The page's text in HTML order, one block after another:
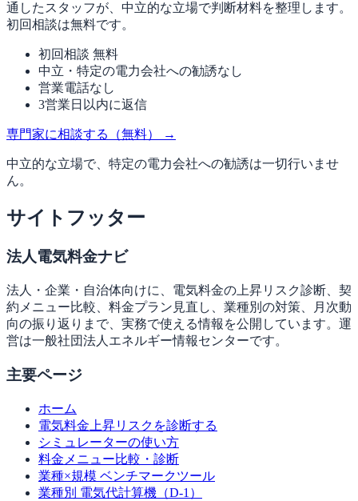
通したスタッフが、中立的な立場で判断材料を整理します。
初回相談は無料です。
初回相談 無料
中立・特定の電力会社への勧誘なし
営業電話なし
3営業日以内に返信
専門家に相談する（無料） →
中立的な立場で、特定の電力会社への勧誘は一切行いませ
ん。
サイトフッター
法人電気料金ナビ
法人・企業・自治体向けに、電気料金の上昇リスク診断、契
約メニュー比較、料金プラン見直し、業種別の対策、月次動
向の振り返りまで、実務で使える情報を公開しています。運
営は一般社団法人エネルギー情報センターです。
主要ページ
ホーム
電気料金上昇リスクを診断する
シミュレーターの使い方
料金メニュー比較・診断
業種×規模 ベンチマークツール
業種別 電気代計算機（D-1）